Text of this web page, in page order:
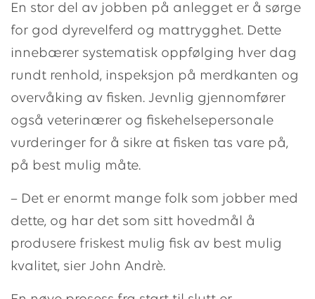
En stor del av jobben på anlegget er å sørge
for god dyrevelferd og mattrygghet. Dette
innebærer systematisk oppfølging hver dag
rundt renhold, inspeksjon på merdkanten og
overvåking av fisken. Jevnlig gjennomfører
også veterinærer og fiskehelsepersonale
vurderinger for å sikre at fisken tas vare på,
på best mulig måte.
– Det er enormt mange folk som jobber med
dette, og har det som sitt hovedmål å
produsere friskest mulig fisk av best mulig
kvalitet, sier John Andrè.